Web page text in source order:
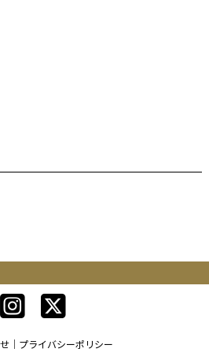
プライバシーポリシー